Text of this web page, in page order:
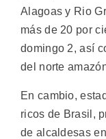
Alagoas y Rio
más de 20 por
domingo 2, así
del norte
En cambio,
ricos de Brasil,
de alcaldesas